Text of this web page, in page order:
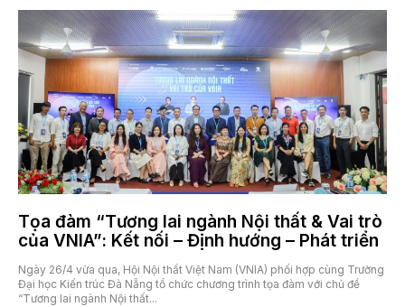
Tọa đàm “Tương lai ngành Nội thất & Vai trò
của VNIA”: Kết nối – Định hướng – Phát triển
Ngày 26/4 vừa qua, Hội Nội thất Việt Nam (VNIA) phối hợp cùng Trường
Đại học Kiến trúc Đà Nẵng tổ chức chương trình tọa đàm với chủ đề
“Tương lai ngành Nội thất...